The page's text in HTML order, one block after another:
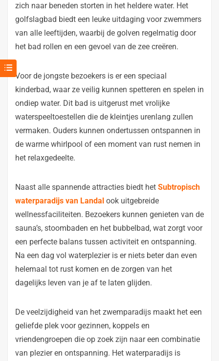
zich naar beneden storten in het heldere water. Het
golfslagbad biedt een leuke uitdaging voor zwemmers
van alle leeftijden, waarbij de golven regelmatig door
het bad rollen en een gevoel van de zee creëren.
Voor de jongste bezoekers is er een speciaal
kinderbad, waar ze veilig kunnen spetteren en spelen in
ondiep water. Dit bad is uitgerust met vrolijke
waterspeeltoestellen die de kleintjes urenlang zullen
vermaken. Ouders kunnen ondertussen ontspannen in
de warme whirlpool of een moment van rust nemen in
het relaxgedeelte.
Naast alle spannende attracties biedt het Subtropisch
waterparadijs van Landal ook uitgebreide
wellnessfaciliteiten. Bezoekers kunnen genieten van de
sauna’s, stoombaden en het bubbelbad, wat zorgt voor
een perfecte balans tussen activiteit en ontspanning.
Na een dag vol waterplezier is er niets beter dan even
helemaal tot rust komen en de zorgen van het
dagelijks leven van je af te laten glijden.
De veelzijdigheid van het zwemparadijs maakt het een
geliefde plek voor gezinnen, koppels en
vriendengroepen die op zoek zijn naar een combinatie
van plezier en ontspanning. Het waterparadijs is